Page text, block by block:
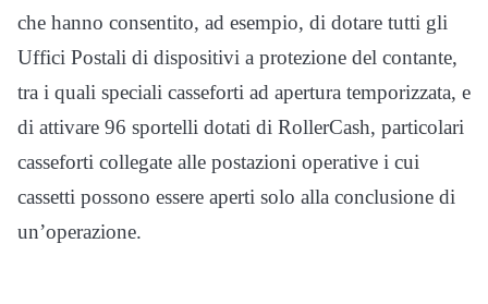
che hanno consentito, ad esempio, di dotare tutti gli
Uffici Postali di dispositivi a protezione del contante,
tra i quali speciali casseforti ad apertura temporizzata, e
di attivare 96 sportelli dotati di RollerCash, particolari
casseforti collegate alle postazioni operative i cui
cassetti possono essere aperti solo alla conclusione di
un’operazione.